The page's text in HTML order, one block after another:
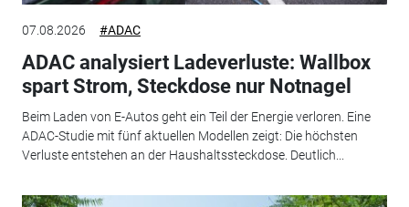
07.08.2026 #ADAC
ADAC analysiert Ladeverluste: Wallbox
spart Strom, Steckdose nur Notnagel
Beim Laden von E-Autos geht ein Teil der Energie verloren. Eine
ADAC-Studie mit fünf aktuellen Modellen zeigt: Die höchsten
Verluste entstehen an der Haushaltssteckdose. Deutlich...